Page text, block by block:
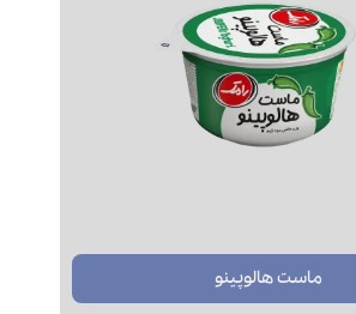
ماست هالوپینو